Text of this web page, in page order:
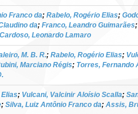
Franco da; Rabelo, Rogério Elias;
da; Franco, Leandro Guimarães;
Cardoso, Leonardo Lamaro
M. B. R.; Rabelo, Rogério Elias;
Marciano Régis; Torres, Fernando
; Vulcani, Valcinir Aloísio Scalla;
; Silva, Luiz Antônio Franco da; Assis,